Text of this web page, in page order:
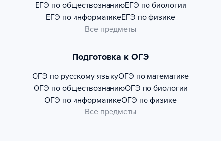
ЕГЭ по обществознаниюЕГЭ по биологии
ЕГЭ по информатикеЕГЭ по физике
Все предметы
Подготовка к ОГЭ
ОГЭ по русскому языкуОГЭ по математике
ОГЭ по обществознаниюОГЭ по биологии
ОГЭ по информатикеОГЭ по физике
Все предметы